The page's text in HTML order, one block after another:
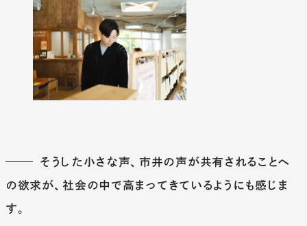
そうした小さな声、市井の声が共有されることへ
の欲求が、社会の中で高まってきているようにも感じま
す。